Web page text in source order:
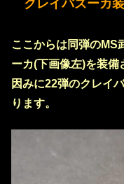
クレイバズーカ
ここからは同弾のMS
ーカ(下画像左)を装備
因みに22弾のクレイ
ります。